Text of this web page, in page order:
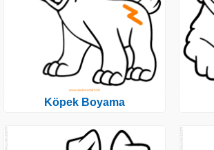
Köpek Boyama